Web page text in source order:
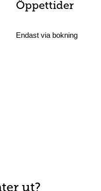
Öppettider
Endast via bokning
ut?